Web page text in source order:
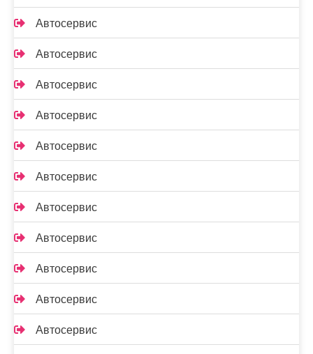
Автосервис
Автосервис
Автосервис
Автосервис
Автосервис
Автосервис
Автосервис
Автосервис
Автосервис
Автосервис
Автосервис